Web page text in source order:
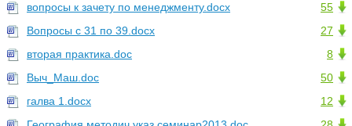
55
вопросы к зачету по менеджменту.docx
27
Вопросы с 31 по 39.docx
8
вторая практика.doc
50
Выч_Маш.doc
12
галва 1.docx